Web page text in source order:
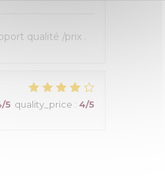
qualité /prix .
/5 quality_price : 4/5